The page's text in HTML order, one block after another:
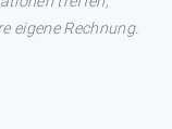
eigene Rechnung.